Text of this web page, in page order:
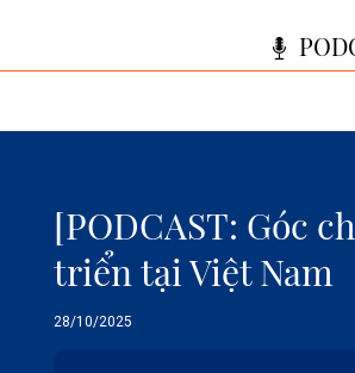
[PODCAST: Góc
triển tại Việt Nam
28/10/2025